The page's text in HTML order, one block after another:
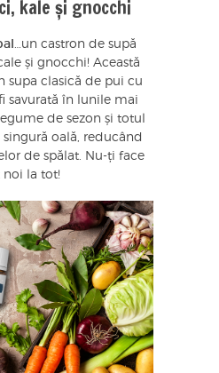
kale și gnocchi
…un castron de supă
și gnocchi! Această
supa clasică de pui cu
savurată în lunile mai
de sezon și totul
oală, reducând
de spălat. Nu-ți face
la tot!